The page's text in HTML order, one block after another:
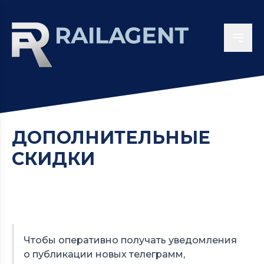
ДОПОЛНИТЕЛЬНЫЕ
СКИДКИ
Чтобы оперативно получать уведомления
о публикации новых телеграмм,